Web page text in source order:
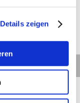
Details zeigen